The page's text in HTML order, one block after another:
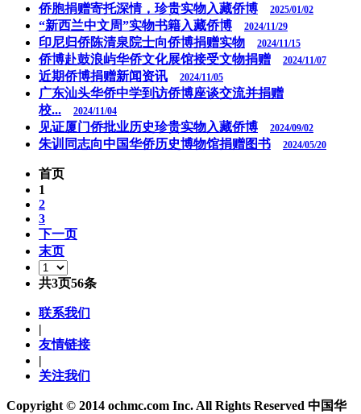
侨胞捐赠寄托深情，珍贵实物入藏侨博 2025/01/02
“新西兰中文周”实物书籍入藏侨博 2024/11/29
印尼归侨陈清泉院士向侨博捐赠实物 2024/11/15
侨博赴鼓浪屿华侨文化展馆接受文物捐赠 2024/11/07
近期侨博捐赠新闻资讯 2024/11/05
广东汕头华侨中学到访侨博座谈交流并捐赠
校...
2024/11/04
见证厦门侨批业历史珍贵实物入藏侨博 2024/09/02
朱训同志向中国华侨历史博物馆捐赠图书 2024/05/20
首页
1
2
3
下一页
末页
共3页56条
联系我们
友情链接
关注我们
Copyright © 2014 ochmc.com Inc. All Rights Reserved 中国华